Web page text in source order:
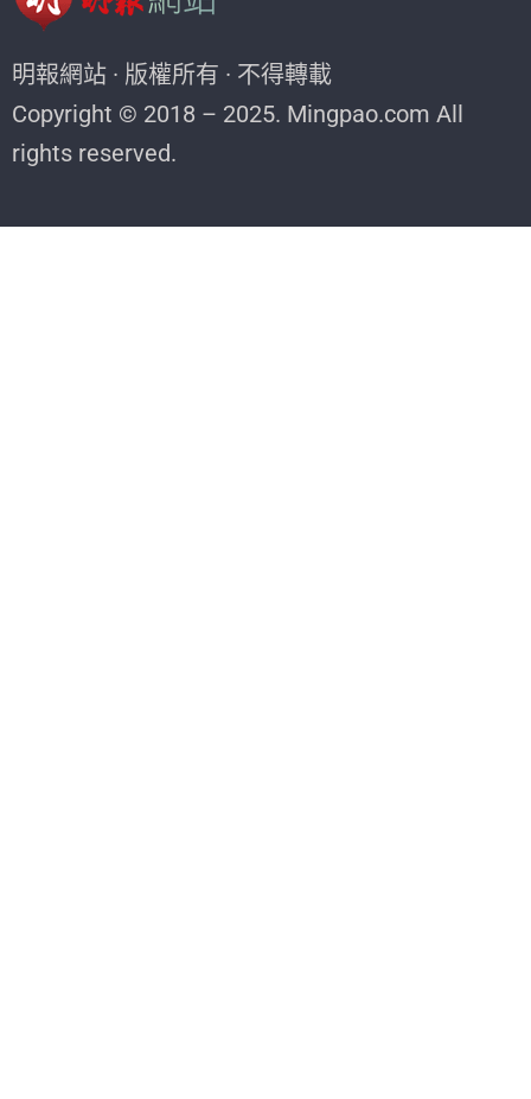
明報網站 · 版權所有 · 不得轉載
Copyright © 2018 – 2025. Mingpao.com All
rights reserved.